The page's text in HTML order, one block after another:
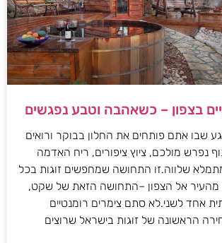
בצפון – כשאהבה וטבע נפגשים
שבו אתם פותחים את החלון בבוקר ורואים
נפרש מולכם, ציוץ ציפורים, ריח האדמה
שלווה.זו התחושה שמחפשים זוגות בכל
אל הצפון –התחושה הזאת של שקט,
אחד לשני.לא סתם צימרים רומנטיים
הראשונה של זוגות בישראל שרוצים